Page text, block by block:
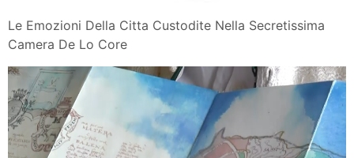
Le Emozioni Della Citta Custodite Nella Secretissima
Camera De Lo Core